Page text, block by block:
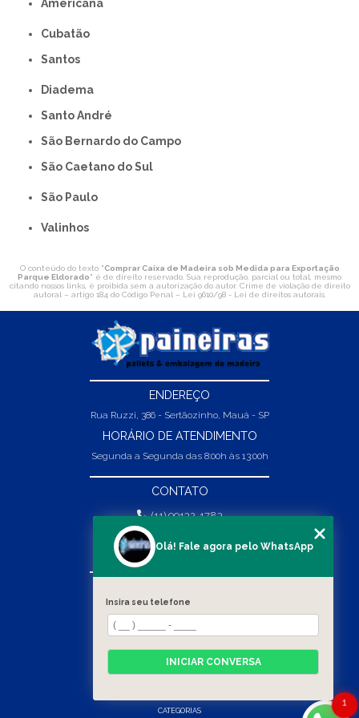
americana
Cubatão
Santos
Diadema
Santo André
São Bernardo do Campo
São Caetano do Sul
São Paulo
Valinhos
O conteúdo do texto "Comprar Caixa de Madeira sob Medida para Exportação
Parque Eldorado" é de direito reservado. Sua reprodução, parcial ou total, mesmo
citando nossos links, é proibida sem a autorização do autor. Crime de violação de direito
autoral – artigo 184 do Código Penal – Lei 9610/98 - Lei de direitos autorais.
ENDEREÇO
Rua Ruzzi, 386 - Sertãozinho, Mauá - SP
HORÁRIO DE ATENDIMENTO
Segunda a Segunda das 8:00h às 13:00h
CONTATO
(11) 99132-1783
(11) 99132-1783
vendas@abpaineiras.com.br
SOBRE NÓS
PRODUTOS
CATEGORIAS
1
Olá! Fale agora pelo WhatsApp
Insira seu telefone
INICIAR CONVERSA